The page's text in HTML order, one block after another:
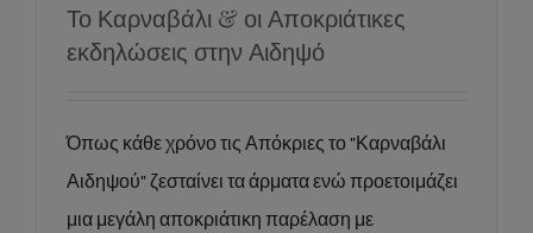
Το Καρναβάλι & οι Αποκριάτικες
εκδηλώσεις στην Αιδηψό
Όπως κάθε χρόνο τις Απόκριες το "Καρναβάλι
Αιδηψού" ζεσταίνει τα άρματα ενώ προετοιμάζει
μια μεγάλη αποκριάτικη παρέλαση με